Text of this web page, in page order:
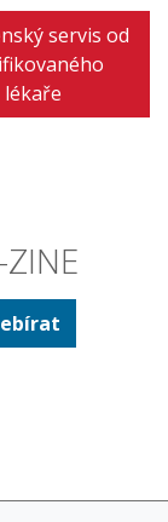
servis od
lékaře
ZINE